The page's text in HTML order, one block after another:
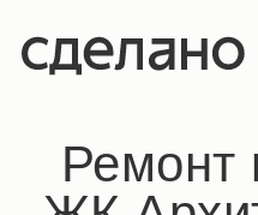
Ремонт